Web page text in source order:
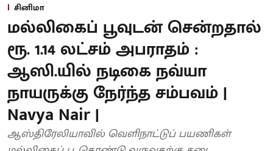
சினிமா
மல்லிகைப் பூவுடன் சென்றதால்
ரூ. 1.14 லட்சம் அபராதம் :
ஆஸி.யில் நடிகை நவ்யா
நாயருக்கு நேர்ந்த சம்பவம் |
Navya Nair |
ஆஸ்திரேலியாவில் வெளிநாட்டுப் பயணிகள்